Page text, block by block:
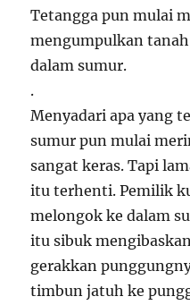
Tetangga pun mulai
mengumpulkan
dalam sumur.
.
Menyadari apa yang
sumur pun mulai
sangat keras. Tapi
itu terhenti. Pemilik
melongok ke dalam
itu sibuk
gerakkan
timbun jatuh ke